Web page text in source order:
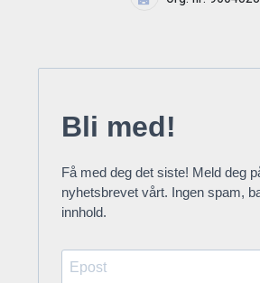
Bli med!
Få med deg det siste! Meld deg
nyhetsbrevet vårt. Ingen spam,
innhold.